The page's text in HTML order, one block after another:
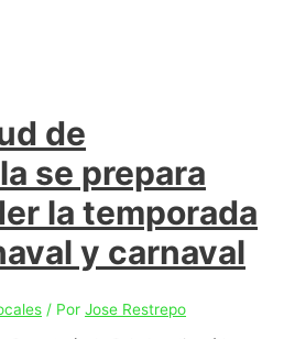
de
se prepara
la temporada
y carnaval
/ PorJose Restrepo